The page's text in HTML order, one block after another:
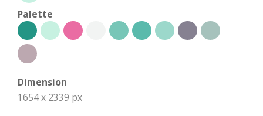
Palette
Dimension
1654 x 2339 px